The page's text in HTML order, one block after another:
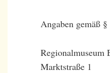
Angaben gemäß
Regionalmuseum
Marktstraße 1